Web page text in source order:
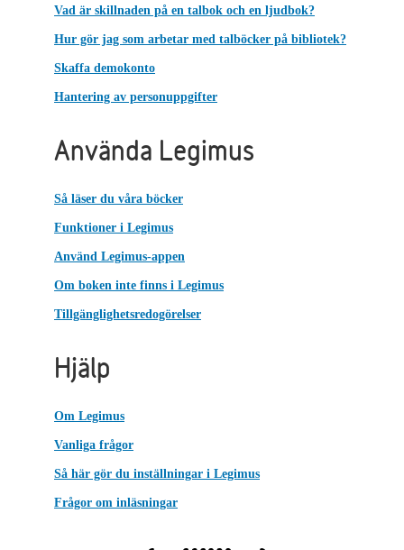
Vad är skillnaden på en talbok och en ljudbok?
Hur gör jag som arbetar med talböcker på bibliotek?
Skaffa demokonto
Hantering av personuppgifter
Använda Legimus
Så läser du våra böcker
Funktioner i Legimus
Använd Legimus-appen
Om boken inte finns i Legimus
Tillgänglighetsredogörelser
Hjälp
Om Legimus
Vanliga frågor
Så här gör du inställningar i Legimus
Frågor om inläsningar